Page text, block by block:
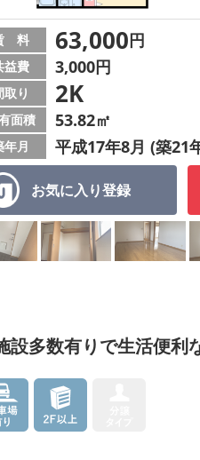
お気に入り登録
料 63,000円
益費 3,000円
取り 2K
面積 53.82㎡
年月 平成17年8月 (築21
多数有りで生活便利